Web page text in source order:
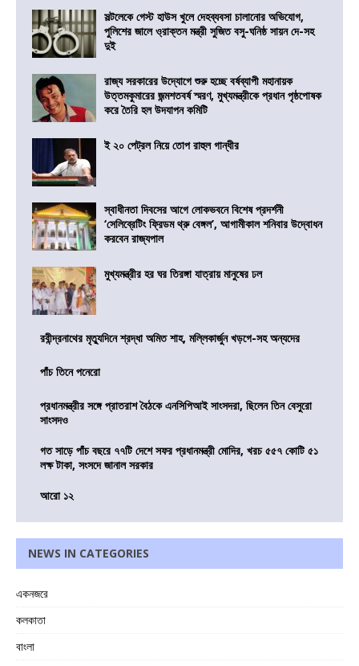
সল্টলেকে গেস্ট হাউস খুলে দেহব্যবসা চালানোর অভিযোগ,
পুলিশের জালে ও্রাক্তন মন্ত্রী সুজিত বসু-ঘনিষ্ঠ সায়ন দে-সহ
দুই
রাজ্য সরকারের উদ্যোগে শুরু হচ্ছে বর্ষব্যাপী মহানায়ক
উত্তমকুমারের জন্মশতবর্ষ স্মরণ, মুখ্যমন্ত্রীকে প্রধান পৃষ্ঠপোষক
করে তৈরি হল উদযাপন কমিটি
ই ২০ পেট্রল নিয়ে তোপ রাহুল গান্ধীর
স্বাধীনতা দিবসের আগে লোকভবনে বিশেষ প্রদর্শনী
‘সেলিব্রেটিং ফ্রিডম থ্রু বেঙ্গল’, আগামীকাল শনিবার উদ্বোধন
করবেন রাজ্যপাল
মুখ্যমন্ত্রীর হর ঘর তিরঙ্গা যাত্রায় মানুষের ঢল
রবীন্দ্রনাথের মৃত্যুদিনে শ্রদ্ধা অমিত শাহ, মল্লিকার্জুন খড়গে-সহ অন্যদের
পাঁচ তিনে পনেরো
প্রধানমন্ত্রীর সঙ্গে প্রাতরাশ বৈঠকে এনসিপিআই সাংসদরা, ছিলেন তিন বেসুরো
সাংসদও
গত সাড়ে পাঁচ বছরে ৭৭টি দেশে সফর প্রধানমন্ত্রী মোদির, খরচ ৫৫৭ কোটি ৫১
লক্ষ টাকা, সংসদে জানাল সরকার
আরো ১২
NEWS IN CATEGORIES
একনজরে
কলকাতা
বাংলা